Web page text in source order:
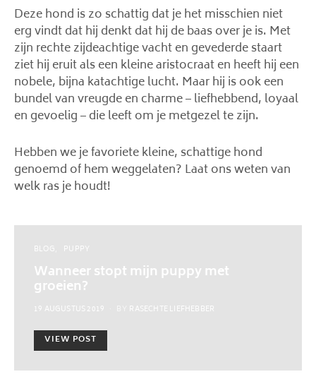
Deze hond is zo schattig dat je het misschien niet
erg vindt dat hij denkt dat hij de baas over je is. Met
zijn rechte zijdeachtige vacht en gevederde staart
ziet hij eruit als een kleine aristocraat en heeft hij een
nobele, bijna katachtige lucht. Maar hij is ook een
bundel van vreugde en charme – liefhebbend, loyaal
en gevoelig – die leeft om je metgezel te zijn.
Hebben we je favoriete kleine, schattige hond
genoemd of hem weggelaten? Laat ons weten van
welk ras je houdt!
BLOG PUPPY
Wanneer stopt mijn puppy met
groeien?
POSTED
19 AUGUSTUS 2019 RASECHTE LIEFHEBBER
VIEW POST